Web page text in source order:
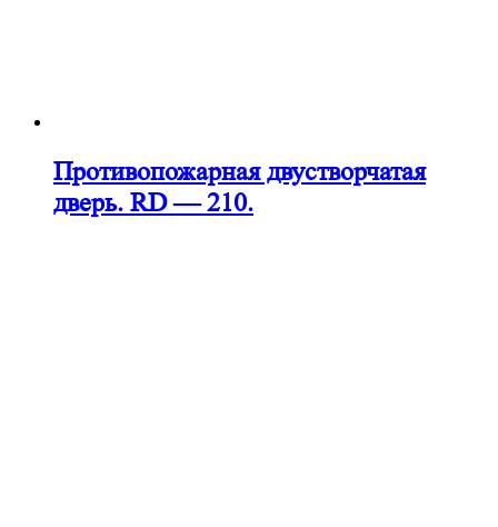
Противопожарная двустворчатая
дверь. RD — 210.